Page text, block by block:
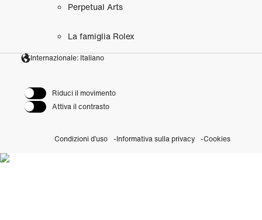
Perpetual Arts
La famiglia Rolex
Internazionale: Italiano
Riduci il movimento
Attiva il contrasto
Condizioni d’uso Informativa sulla privacy Cookies